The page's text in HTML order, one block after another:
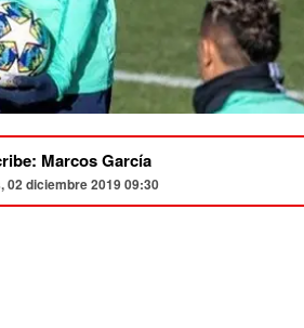
Marcos García
02 diciembre 2019 09:30